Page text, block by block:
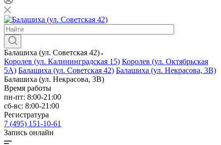
Балашиха (ул. Советская 42)
Королев (ул. Калининградская 15) Королев (ул. Октябрьская
5А) Балашиха (ул. Советская 42) Балашиха (ул. Некрасова, 3В)
Балашиха (ул. Некрасова, 3В)
Время работы
пн-пт: 8:00-21:00
сб-вс: 8:00-21:00
Регистратура
7 (495) 151-10-61
Запись онлайн